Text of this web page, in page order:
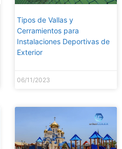
Tipos de Vallas y
Cerramientos para
Instalaciones Deportivas de
Exterior
06/11/2023